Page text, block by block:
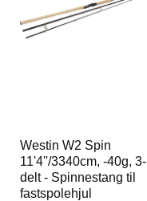
Westin W2 Spin
11'4''/3340cm, -40g, 3-
delt - Spinnestang til
fastspolehjul